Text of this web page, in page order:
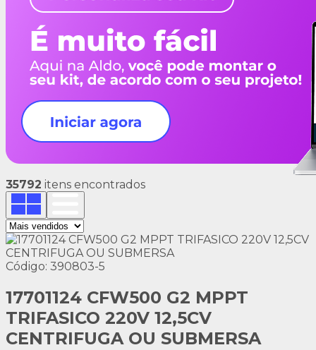
35792 itens encontrados
Código: 390803-5
17701124 CFW500 G2 MPPT
TRIFASICO 220V 12,5CV
CENTRIFUGA OU SUBMERSA